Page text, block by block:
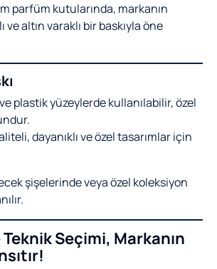
parfüm kutularında, markanın
ve altın varaklı bir baskıyla öne
plastik yüzeylerde kullanılabilir, özel
dayanıklı ve özel tasarımlar için
şişelerinde veya özel koleksiyon
Seçimi, Markanın